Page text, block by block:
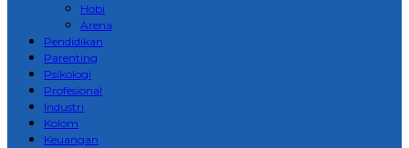
Hobi
Arena
Pendidikan
Parenting
Psikologi
Profesional
Industri
Kolom
Keuangan